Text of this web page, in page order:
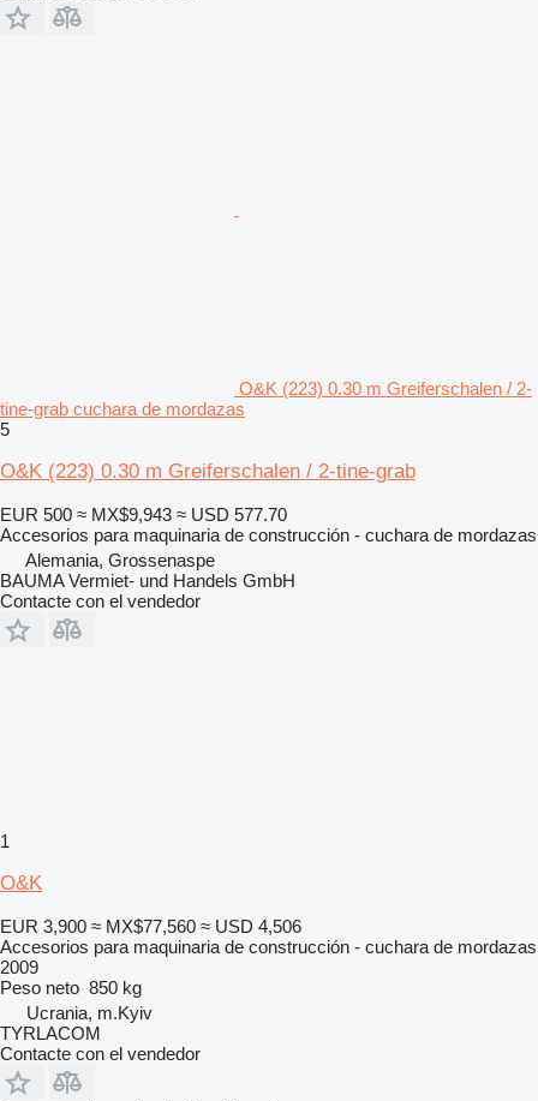
O&K (223) 0.30 m Greiferschalen / 2-
tine-grab cuchara de mordazas
5
O&K (223) 0.30 m Greiferschalen / 2-tine-grab
EUR 500 ≈ MX$9,943 ≈ USD 577.70
Accesorios para maquinaria de construcción - cuchara de mordazas
Alemania, Grossenaspe
BAUMA Vermiet- und Handels GmbH
Contacte con el vendedor
1
O&K
EUR 3,900 ≈ MX$77,560 ≈ USD 4,506
Accesorios para maquinaria de construcción - cuchara de mordazas
2009
Peso neto 850 kg
Ucrania, m.Kyiv
TYRLACOM
Contacte con el vendedor